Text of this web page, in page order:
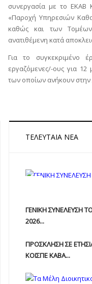
συνεργασία με το ΕΚΑΒ
«Παροχή Υπηρεσιών
καθώς και των
ανατιθέμενη κατά
Για το συγκεκριμένο
εργαζόμενες/-ους για
των οποίων ανήκουν στην
ΤΕΛΕΥΤΑΊΑ ΝΈΑ
ΓΕΝΙΚΗ ΣΥΝΕΛΕΥΣΗ
2026...
ΠΡΟΣΚΛΗΣΗ ΣΕ
ΚΟΙΣΠΕ ΚΑΒΑ...